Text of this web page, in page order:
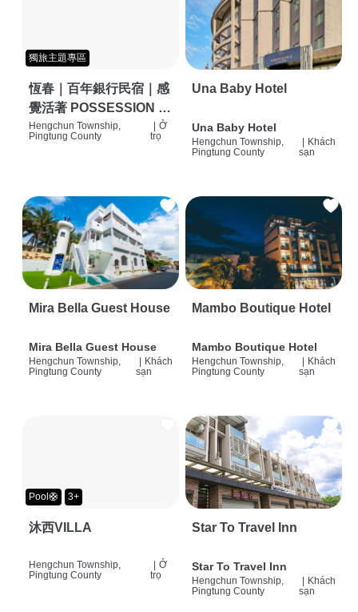
獨旅主題專區
恆春｜百年銀行民宿｜感
覺活著 POSSESSION |
背包客棧 | 恆春必住特色
Hengchun Township,
Pingtung County
Ở
trọ
Una Baby Hotel
Una Baby Hotel
Hengchun Township,
Pingtung County
Khách
sạn
Mira Bella Guest House
Mira Bella Guest House
Hengchun Township,
Pingtung County
Khách
sạn
Mambo Boutique Hotel
Mambo Boutique Hotel
Hengchun Township,
Pingtung County
Khách
sạn
Pool🛟 3+
沐西VILLA
Hengchun Township,
Pingtung County
Ở
trọ
Star To Travel Inn
Star To Travel Inn
Hengchun Township,
Pingtung County
Khách
sạn